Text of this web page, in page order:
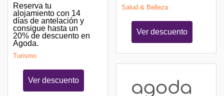
Reserva tu
alojamiento con 14
días de antelación y
consigue hasta un
20% de descuento en
Agoda.
Turismo
Ver descuento
Salud & Belleza
Ver descuento